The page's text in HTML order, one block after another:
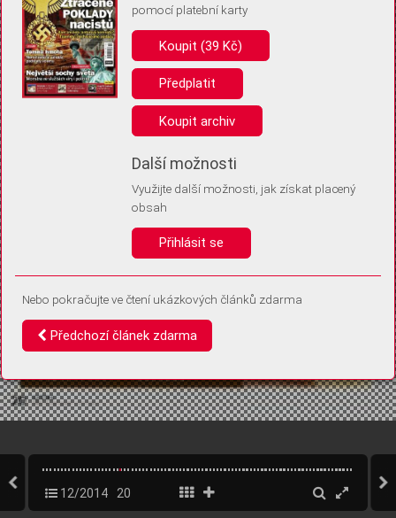
Pro základní fungování webu nepotřebujeme ukládat žádné informace
(tzv. cookies apod.). Rádi bychom vás ale požádali o souhlas s
uložením volitelných informací:
Anonymní unikátní ID
Díky němu příště poznáme, že se jedná o stejné zařízení, a
Identifikátor je zcela anonymní.
Vaše souhlasy a odmítnutí si ukládáme do vašeho zařízení, abychom se
vás už příště znovu neptali. Můžete je kdykoli později upravit ve Správě
12/2014 20
pomocí platební karty
Koupit (39 Kč)
Předplatit
Koupit archiv
Další možnosti
Využijte další možnosti, jak získat placený
obsah
Přihlásit se
Nebo pokračujte ve čtení ukázkových článků zdarma
Předchozí článek zdarma